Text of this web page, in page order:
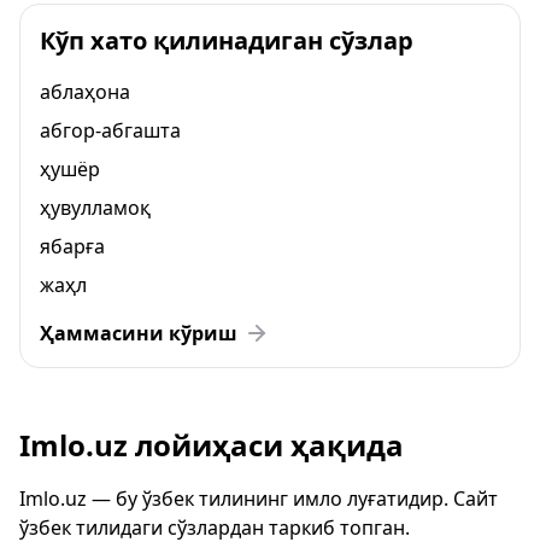
Кўп хато қилинадиган сўзлар
аблаҳона
абгор-абгашта
ҳушёр
ҳувулламоқ
ябарға
жаҳл
Ҳаммасини кўриш
Imlo.uz лойиҳаси ҳақида
Imlo.uz — бу ўзбек тилининг имло луғатидир. Сайт
ўзбек тилидаги сўзлардан таркиб топган.